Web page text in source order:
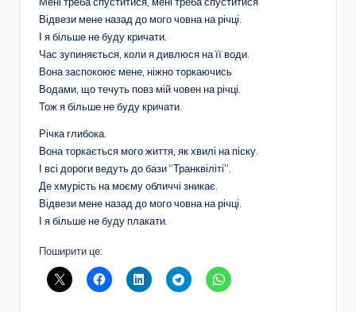
Відвези мене назад до мого човна на річці.
І я більше не буду кричати.
Час зупиняється, коли я дивлюся на її води.
Вона заспокоює мене, ніжно торкаючись
Водами, що течуть повз мій човен на річці.
Тож я більше не буду кричати.
Річка глибока.
Вона торкається мого життя, як хвилі на піску.
І всі дороги ведуть до бази “Транквіліті”.
Де хмурість на моєму обличчі зникає.
Відвези мене назад до мого човна на річці.
І я більше не буду плакати.
Поширити це: